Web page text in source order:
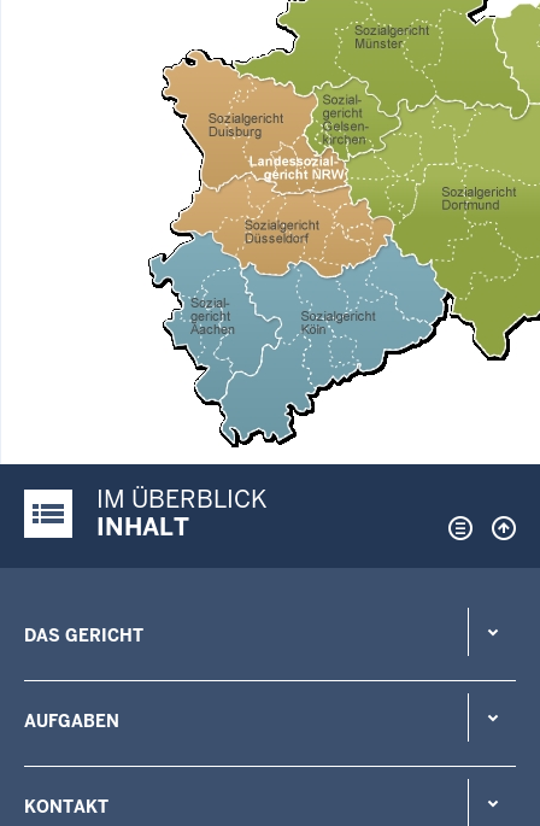
Justiz-Portal im Überblick:
IM ÜBERBLICK
INHALT
DAS GERICHT
AUFGABEN
KONTAKT